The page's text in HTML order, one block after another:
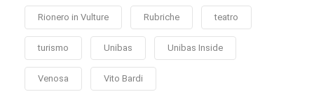
Rionero in Vulture Rubriche teatro
turismo Unibas Unibas Inside
Venosa Vito Bardi